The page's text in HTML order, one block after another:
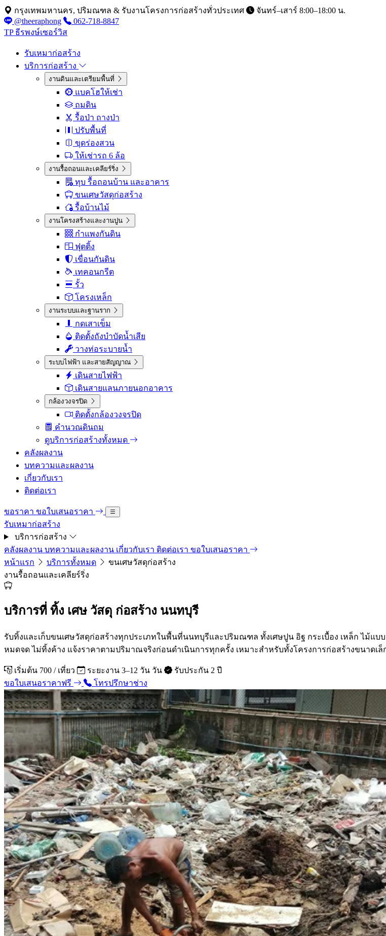
กรุงเทพมหานคร, ปริมณฑล & รับงานโครงการก่อสร้างทั่วประเทศ
จันทร์–เสาร์ 8:00–18:00 น.
@theeraphong
062-718-8847
TP ธีรพงษ์เซอร์วิส
รับเหมาก่อสร้าง
บริการก่อสร้าง
งานดินและเตรียมพื้นที่
แบคโฮให้เช่า
ถมดิน
รื้อป่า ถางป่า
ปรับพื้นที่
ขุดร่องสวน
ให้เช่ารถ 6 ล้อ
งานรื้อถอนและเคลียร์ริ่ง
ทุบ รื้อถอนบ้าน และอาคาร
ขนเศษวัสดุก่อสร้าง
รื้อบ้านไม้
งานโครงสร้างและงานปูน
กำแพงกันดิน
ฟุตติ้ง
เขื่อนกันดิน
เทคอนกรีต
รั้ว
โครงเหล็ก
งานระบบและฐานราก
กดเสาเข็ม
ติดตั้งถังบำบัดน้ำเสีย
วางท่อระบายน้ำ
ระบบไฟฟ้า และสายสัญญาณ
เดินสายไฟฟ้า
เดินสายแลนภายนอกอาคาร
กล้องวงจรปิด
ติดตั้งกล้องวงจรปิด
คำนวณดินถม
ดูบริการก่อสร้างทั้งหมด
คลังผลงาน
บทความและผลงาน
เกี่ยวกับเรา
ติดต่อเรา
ขอราคา ขอใบเสนอราคา
รับเหมาก่อสร้าง
บริการก่อสร้าง
คลังผลงาน บทความและผลงาน เกี่ยวกับเรา ติดต่อเรา ขอใบเสนอราคา
หน้าแรก
บริการทั้งหมด
ขนเศษวัสดุก่อสร้าง
งานรื้อถอนและเคลียร์ริ่ง
บริการที่ ทิ้ง เศษ วัสดุ ก่อสร้าง นนทบุรี
รับทิ้งและเก็บขนเศษวัสดุก่อสร้างทุกประเภทในพื้นที่นนทบุรีและปริมณฑล ทั้งเศษปูน อิฐ กระเบื้อง เหล็ก ไม้แ
หมดจด ไม่ทิ้งค้าง แจ้งราคาตามปริมาณจริงก่อนดำเนินการทุกครั้ง เหมาะสำหรับทั้งโครงการก่อสร้างขนาดเ
เริ่มต้น 700 / เที่ยว ระยะงาน 3–12 วัน วัน
รับประกัน 2 ปี
ขอใบเสนอราคาฟรี
โทรปรึกษาช่าง